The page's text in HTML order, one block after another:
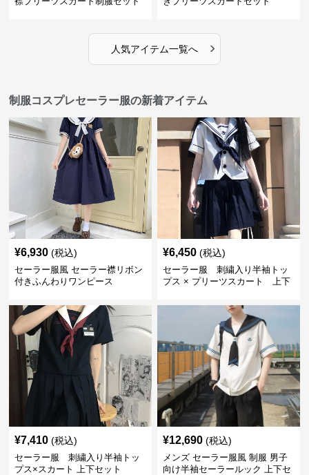
人気アイテム一覧へ ›
制服コスプレセーラー服の新着アイテム
¥6,930 (税込)
セーラー服風 セーラー襟リボン
付きふんわりワンピース
¥6,450 (税込)
セーラー服 刺繍入り半袖トッ
プス × プリーツスカート 上下
¥7,410 (税込)
セーラー服 刺繍入り半袖トッ
プス×スカート 上下セット
¥12,690 (税込)
メンズ セーラー服風 制服 男子
向け半袖セーラールック 上下セ